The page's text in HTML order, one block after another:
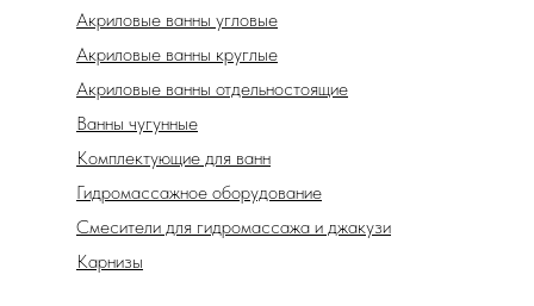
Акриловые ванны отдельностоящие
Акриловые ванны угловые
Акриловые ванны круглые
Ванны чугунные
Комплектующие для ванн
Гидромассажное оборудование
Смесители для гидромассажа и джакузи
Карнизы